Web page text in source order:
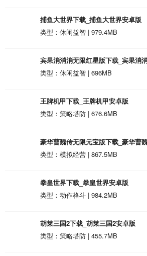
捕鱼大世界下载_捕鱼大世界安卓版
类型：休闲益智 | 979.4MB
宾果消消消无限红星版下载_宾果消
版安卓版
类型：休闲益智 | 696MB
王牌机甲下载_王牌机甲安卓版
类型：策略塔防 | 676.6MB
豪华曹魏传无限元宝版下载_豪华曹
版安卓版
类型：模拟经营 | 867.5MB
拳皇世界下载_拳皇世界安卓版
类型：动作格斗 | 984.2MB
胡莱三国2下载_胡莱三国2安卓版
类型：策略塔防 | 455.7MB